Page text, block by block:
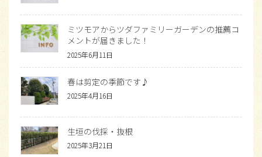
ミツモアからツダファミリーガーデンの推薦コ
メントが届きました！
2025年6月11日
春は剪定の季節です♪
2025年4月16日
生垣の伐採・抜根
2025年3月21日